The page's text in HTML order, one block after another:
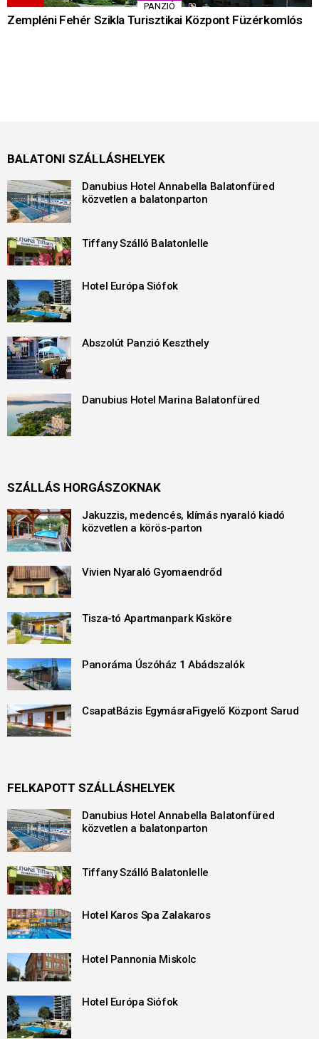
PANZIÓ
Zempléni Fehér Szikla Turisztikai Központ Füzérkomlós
BALATONI SZÁLLÁSHELYEK
Danubius Hotel Annabella Balatonfüred
közvetlen a balatonparton
Tiffany Szálló Balatonlelle
Hotel Európa Siófok
Abszolút Panzió Keszthely
Danubius Hotel Marina Balatonfüred
SZÁLLÁS HORGÁSZOKNAK
Jakuzzis, medencés, klímás nyaraló kiadó
közvetlen a körös-parton
Vivien Nyaraló Gyomaendrőd
Tisza-tó Apartmanpark Kisköre
Panoráma Úszóház 1 Abádszalók
CsapatBázis EgymásraFigyelő Központ Sarud
FELKAPOTT SZÁLLÁSHELYEK
Danubius Hotel Annabella Balatonfüred
közvetlen a balatonparton
Tiffany Szálló Balatonlelle
Hotel Karos Spa Zalakaros
Hotel Pannonia Miskolc
Hotel Európa Siófok